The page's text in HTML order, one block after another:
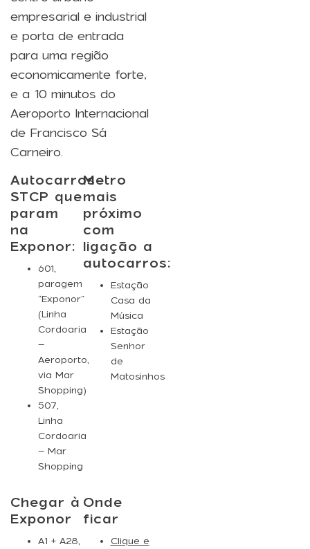
empresarial e industrial
e porta de entrada
para uma região
economicamente forte,
e a 10 minutos do
Aeroporto Internacional
de Francisco Sá
Carneiro.
Autocarros
STCP que
param
na
Exponor:
601,
paragem
“Exponor”
(Linha
Cordoaria
–
Aeroporto,
via Mar
Shopping)
507,
Linha
Cordoaria
– Mar
Shopping
Metro
mais
próximo
com
ligação a
autocarros:
Estação
Casa da
Música
Estação
Senhor
de
Matosinhos
Chegar à
Exponor
A1 + A28,
Onde
ficar
Clique e